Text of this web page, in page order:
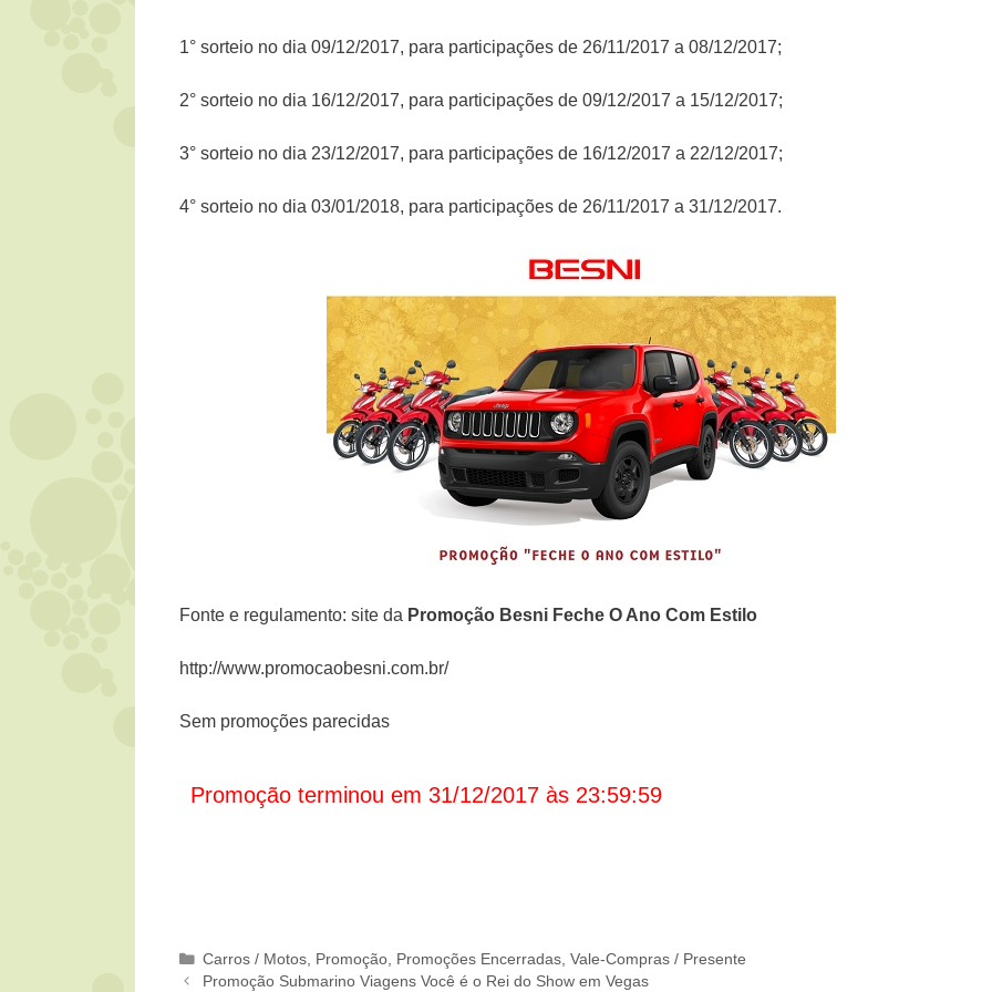
1° sorteio no dia 09/12/2017, para participações de 26/11/2017 a 08/12/2017;
2° sorteio no dia 16/12/2017, para participações de 09/12/2017 a 15/12/2017;
3° sorteio no dia 23/12/2017, para participações de 16/12/2017 a 22/12/2017;
4° sorteio no dia 03/01/2018, para participações de 26/11/2017 a 31/12/2017.
Fonte e regulamento: site da Promoção Besni Feche O Ano Com Estilo
http://www.promocaobesni.com.br/
Sem promoções parecidas
Promoção terminou em 31/12/2017 às 23:59:59
Categorias
Carros / Motos Promoção Promoções Encerradas ,Vale-Compras / Presente
Promoção Submarino Viagens Você é o Rei do Show em Vegas